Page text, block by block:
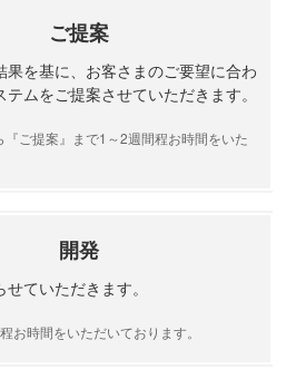
ご提案
果を基に、お客さまのご要望に合わ
ムをご提案させていただきます。
『ご提案』まで1～2週間程お時間をいた
開発
ていただきます。
お時間をいただいております。